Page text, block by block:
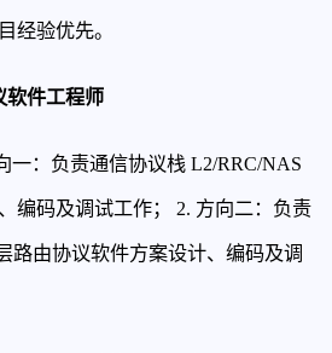
经验优先。
软件工程师
一：负责通信协议栈 L2/RRC/NAS
编码及调试工作；2. 方向二：负责
路由协议软件方案设计、编码及调